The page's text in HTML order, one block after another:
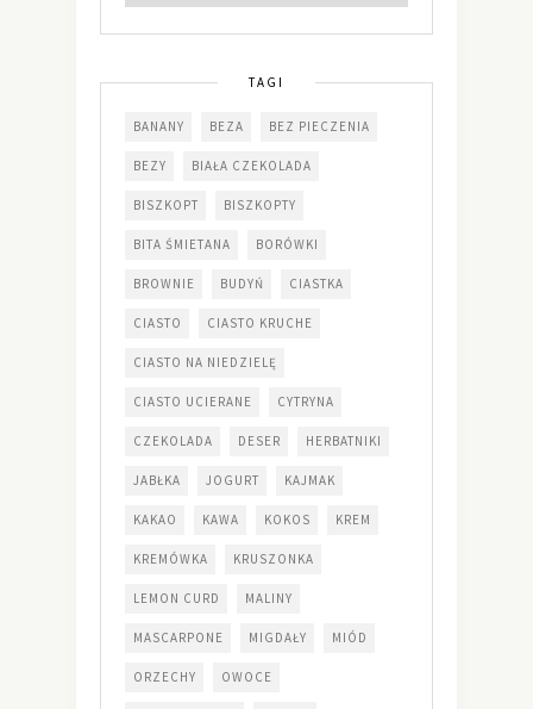
TAGI
BANANY BEZA BEZ PIECZENIA
BEZY BIAŁA CZEKOLADA
BISZKOPT BISZKOPTY
BITA ŚMIETANA BORÓWKI
BROWNIE BUDYŃ CIASTKA
CIASTO CIASTO KRUCHE
CIASTO NA NIEDZIELĘ
CIASTO UCIERANE CYTRYNA
CZEKOLADA DESER HERBATNIKI
JABŁKA JOGURT KAJMAK
KAKAO KAWA KOKOS KREM
KREMÓWKA KRUSZONKA
LEMON CURD MALINY
MASCARPONE MIGDAŁY MIÓD
ORZECHY OWOCE